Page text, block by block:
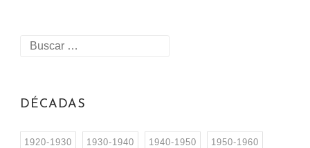
DÉCADAS
1920-1930 1930-1940 1940-1950 1950-1960